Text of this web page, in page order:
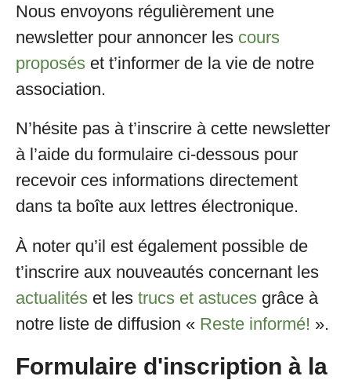
Nous envoyons régulièrement une
newsletter pour annoncer les cours
proposés et t’informer de la vie de notre
association.
N’hésite pas à t’inscrire à cette newsletter
à l’aide du formulaire ci-dessous pour
recevoir ces informations directement
dans ta boîte aux lettres électronique.
À noter qu’il est également possible de
t’inscrire aux nouveautés concernant les
actualités et les trucs et astuces grâce à
notre liste de diffusion « Reste informé! ».
Formulaire d'inscription à la